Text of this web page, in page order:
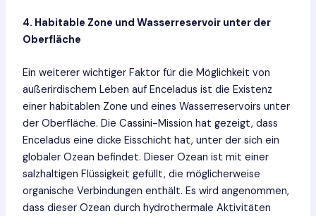
4. Habitable Zone und Wasserreservoir unter der
Oberfläche
Ein weiterer wichtiger Faktor für die Möglichkeit von
außerirdischem Leben auf Enceladus ist die Existenz
einer habitablen Zone und eines Wasserreservoirs unter
der Oberfläche. Die Cassini-Mission hat gezeigt, dass
Enceladus eine dicke Eisschicht hat, unter der sich ein
globaler Ozean befindet. Dieser Ozean ist mit einer
salzhaltigen Flüssigkeit gefüllt, die möglicherweise
organische Verbindungen enthält. Es wird angenommen,
dass dieser Ozean durch hydrothermale Aktivitäten